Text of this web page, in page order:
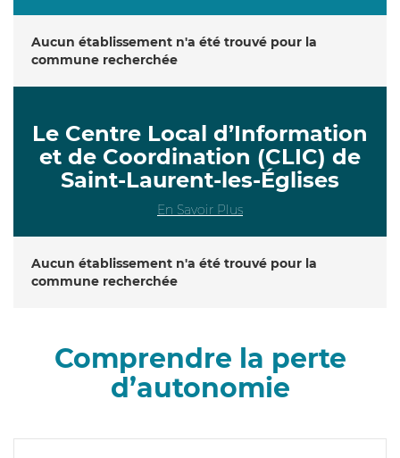
Aucun établissement n'a été trouvé pour la
commune recherchée
Le Centre Local d’Information
et de Coordination (CLIC) de
Saint-Laurent-les-Églises
En Savoir Plus
Aucun établissement n'a été trouvé pour la
commune recherchée
Comprendre la perte
d’autonomie